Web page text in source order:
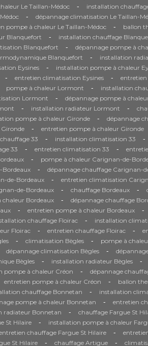
Le Taillan-Médoc - installation
- dépannage climatisation Le Taillan-
pompe à chaleur Le Taillan-Médoc - ballon
Blanquefort - installation chauffage
Blanquefort - dépannage pompe à
Blanquefort - installation
Eysines - installation pompe à chaleur
- entretien climatisation Eysines - entretien
pompe à chaleur Lormont - installation
Lormont - dépannage pompe à
- installation radiateur Lormont -
pompe à chaleur Gironde - dépannage
- entretien pompe à chaleur Gironde
33 - installation climatisation 33 -
33 - entretien climatisation 33 -
- pompe à chaleur Carignan-de-
- dépannage chauffage Carignan-
de-Bordeaux - entretien climatisation
de-Bordeaux - chauffage Bordeaux -
Bordeaux - dépannage chauffage
- entretien pompe à chaleur Bordeaux -
chauffage Floirac - installation
Floirac - entretien chauffage Floirac -
- climatisation Bègles - pompe à
dépannage climatisation Bègles -
Bègles - installation radiateur Bègles -
pompe à chaleur Créon - dépannage
entretien pompe à chaleur Créon - ballon
chauffage Bonnetan - installation
pompe à chaleur Bonnetan - entretien
radiateur Bonnetan - chauffage Fargue St
St Hilaire - installation pompe à chaleur
chauffage Fargue St Hilaire -
St Hilaire - chauffage Artigue -